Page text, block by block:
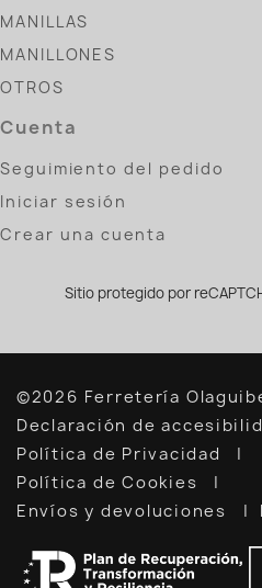
MANILLAS
MANILLONES
OTROS
Cuenta
Seguimiento del pedido
Iniciar sesión
Crear una cuenta
Sitio protegido por
©2026 Ferretería
Declaración de
Política de Privacidad
Política de Cookies
Envíos y devoluciones